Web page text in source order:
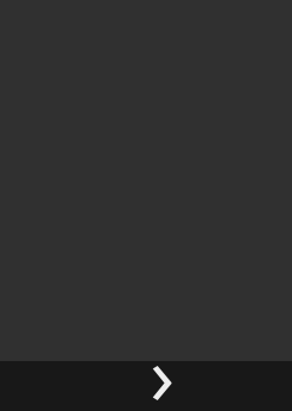
›